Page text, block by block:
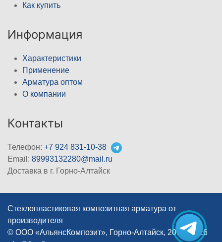
Как купить
Информация
Характеристики
Применение
Арматура оптом
О компании
Контакты
Телефон: +7 924 831-10-38
Email: 89993132280@mail.ru
Доставка в г. Горно-Алтайск
Стеклопластиковая композитная арматура от
производителя
© ООО «АльянсКомпозит», Горно-Алтайск, 2012–2026